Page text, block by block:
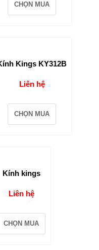
CHỌN MUA
Kings KY312B
Liên hệ
CHỌN MUA
Kính kings
Liên hệ
CHỌN MUA